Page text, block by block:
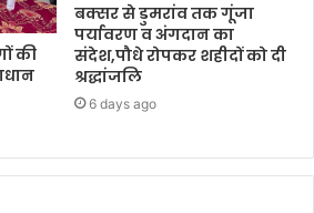
की
बक्सर से डुमरांव तक गूंजा
पर्यावरण व अंगदान का
संदेश,पौधे रोपकर शहीदों को दी
श्रद्धांजलि
6 days ago